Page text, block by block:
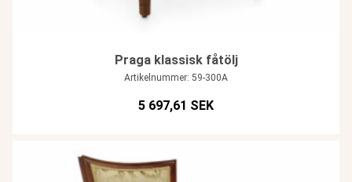
Praga klassisk fåtölj
Artikelnummer: 59-300A
5 697,61 SEK